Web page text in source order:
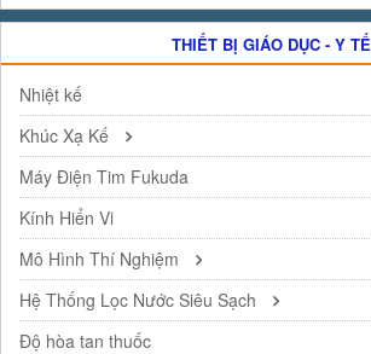
THIẾT BỊ GIÁO DỤC - Y TẾ
Nhiệt kế
Khúc Xạ Kế
Máy Điện Tim Fukuda
Kính Hiển Vi
Mô Hình Thí Nghiệm
Hệ Thống Lọc Nước Siêu Sạch
Độ hòa tan thuốc